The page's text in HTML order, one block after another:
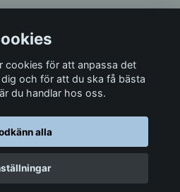
Mörrum
cookies för att anpassa det
och för att du ska få bästa
du handlar hos oss.
alla